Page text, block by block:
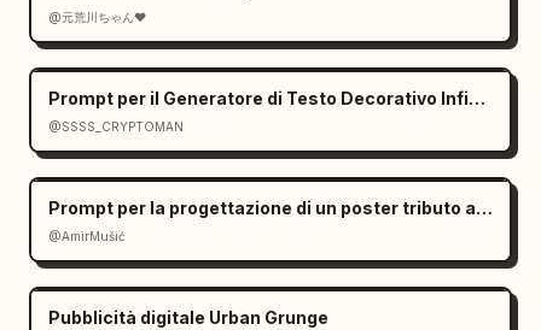
@元荒川ちゃん❤
Prompt per il Generatore di Testo Decorativo Infinito per Nano Banana 2
@SSSS_CRYPTOMAN
Prompt per la progettazione di un poster tributo a griglia fotografica
@AmirMušić
Pubblicità digitale Urban Grunge